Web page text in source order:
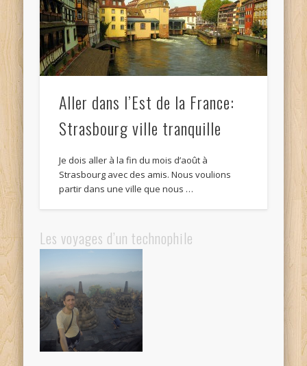
Aller dans l’Est de la France:
Strasbourg ville tranquille
Je dois aller à la fin du mois d’août à
Strasbourg avec des amis. Nous voulions
partir dans une ville que nous …
Les voyages d’un technophile